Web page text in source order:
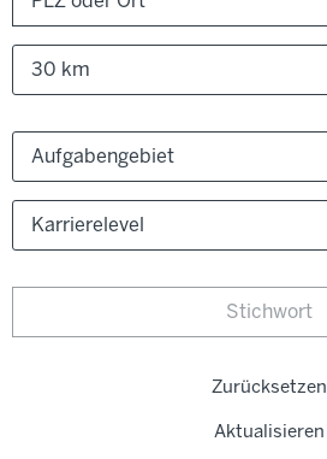
30 km
Aufgabengebiet
Karrierelevel
Zurücksetzen
Aktualisieren